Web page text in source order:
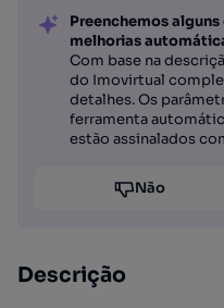
Preenchemos
melhorias
Com base na
do Imovirtual
detalhes. Os
ferramenta
estão assinalados
Não
Descrição